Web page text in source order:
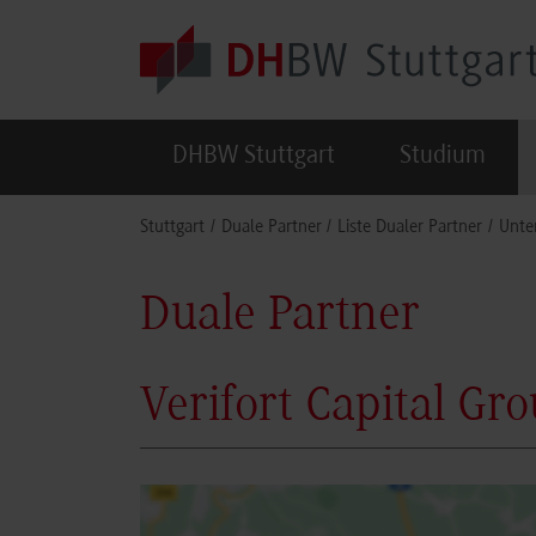
DHBW Stuttgart Studium
Stuttgart Duale Partner Liste Dualer Partner
Duale Partner
Verifort Capital